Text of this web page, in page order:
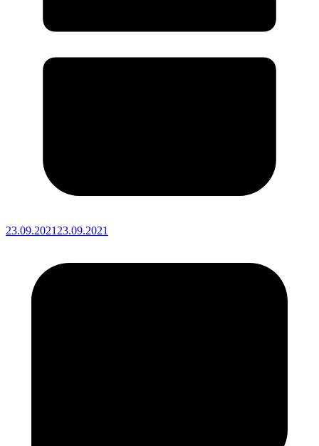
23.09.2021 23.09.2021